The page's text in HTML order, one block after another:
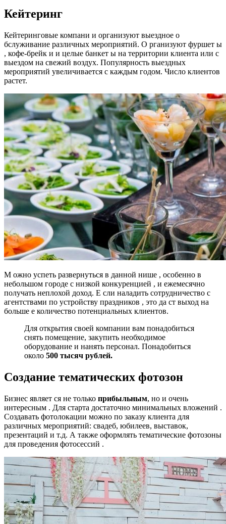
Кейтеринг
Кейтеринговые компани и организуют выездное о
бслуживание различных мероприятий. О рганизуют фуршет ы
, кофе-брейк и и целые банкет ы на территории клиента или с
выездом на свежий воздух. Популярность выездных
мероприятий увеличивается с каждым годом. Число клиентов
растет.
М ожно успеть развернуться в данной нише , особенно в
небольшом городе с низкой конкуренцией , и ежемесячно
получать неплохой доход. Е сли наладить сотрудничество с
агентствами по устройству праздников , это да ст выход на
больше е количество потенциальных клиентов.
Для открытия своей компании вам понадобиться
снять помещение, закупить необходимое
оборудование и нанять персонал. Понадобиться
около 500 тысяч рублей.
Создание тематических фотозон
Бизнес являет ся не только прибыльным, но и очень
интересным . Для старта достаточно минимальных вложений .
Создавать фотолокации можно по заказу клиента для
различных мероприятий: свадеб, юбилеев, выставок,
презентаций и т.д. А также оформлять тематические фотозоны
для проведения фотосессий .